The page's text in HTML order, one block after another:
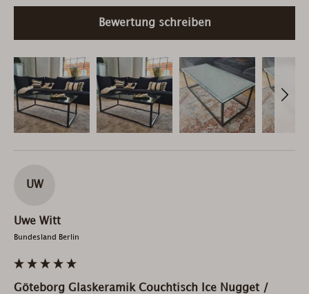
Bewertung schreiben
UW
Uwe Witt
Bundesland Berlin
Göteborg Glaskeramik Couchtisch Ice Nugget /